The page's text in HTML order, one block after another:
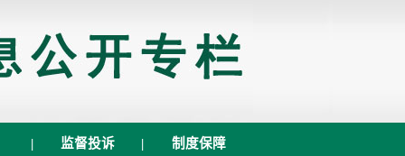
| 监督投诉 | 制度保障